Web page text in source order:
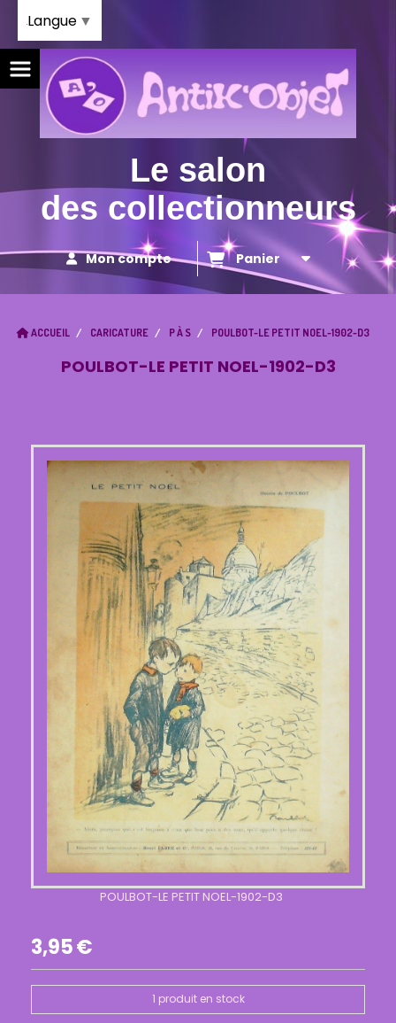
Le salon
des collectionneurs
Mon compte Panier
ACCUEIL CARICATURE P À S POULBOT-LE PETIT NOEL-1902-D3
POULBOT-LE PETIT NOEL-1902-D3
POULBOT-LE PETIT NOEL-1902-D3
3,95€
1 produit en stock
Langue ▼